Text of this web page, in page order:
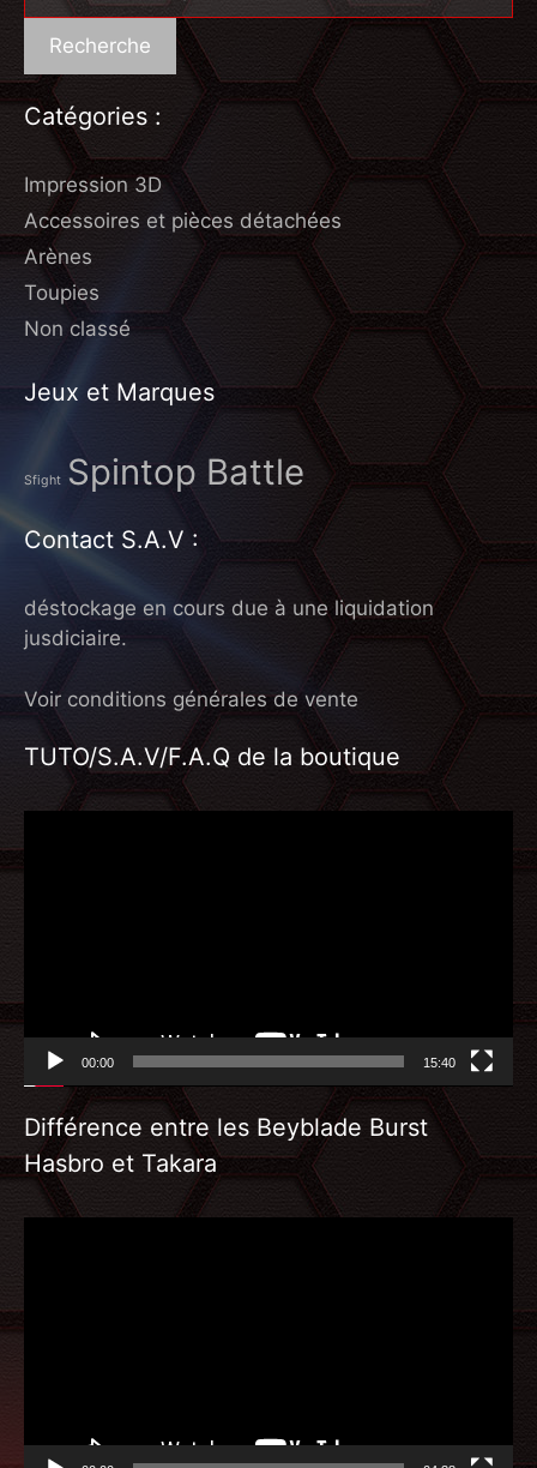
Recherche
Catégories :
Impression 3D
Accessoires et pièces détachées
Arènes
Toupies
Non classé
Jeux et Marques
Sfight Spintop Battle
Contact S.A.V :
déstockage en cours due à une liquidation
jusdiciaire.
Voir conditions générales de vente
TUTO/S.A.V/F.A.Q de la boutique
vidéo
00:00 15:40
Différence entre les Beyblade Burst
Hasbro et Takara